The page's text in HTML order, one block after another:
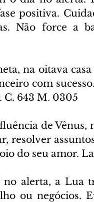
positiva.
Não force a
na oitava
com
643 M. 0305
de Vênus,
resolver
do seu amor.
no alerta, a Lua
ou negócios.